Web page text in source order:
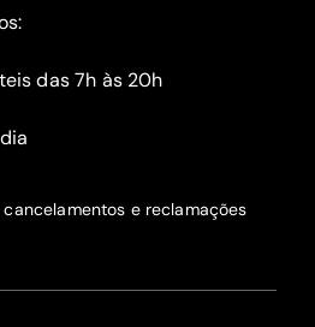
das 7h às 20h
e reclamações